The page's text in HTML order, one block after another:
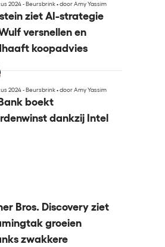
2024 - Beursbrink•door Amy Yassim
ziet AI-strategie
versnellen en
koopadvies
2024 - Beursbrink•door Amy Yassim
boekt
dankzij Intel
Bros. Discovery ziet
groeien
zwakkere